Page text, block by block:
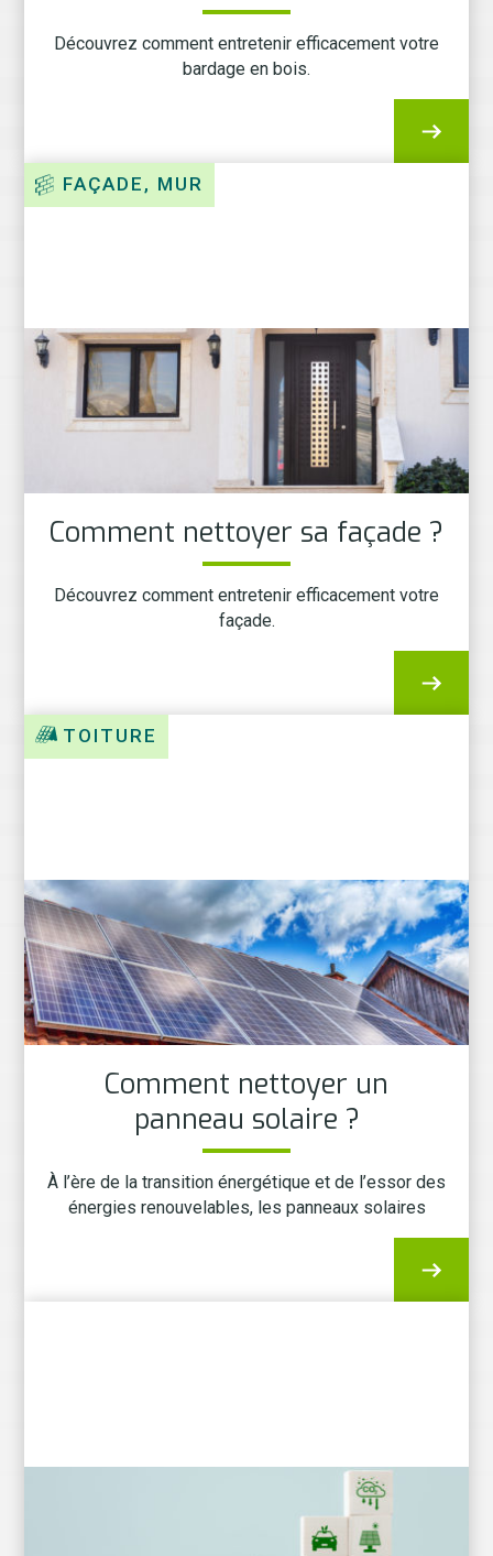
Découvrez comment entretenir efficacement votre
bardage en bois.
FAÇADE, MUR
Comment nettoyer sa façade ?
Découvrez comment entretenir efficacement votre
façade.
TOITURE
Comment nettoyer un
panneau solaire ?
À l’ère de la transition énergétique et de l’essor des
énergies renouvelables, les panneaux solaires